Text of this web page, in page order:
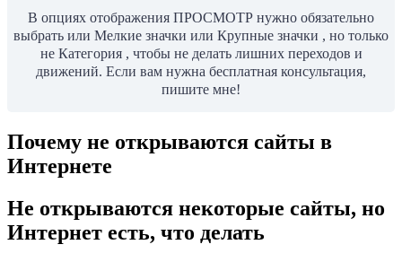
В опциях отображения ПРОСМОТР нужно обязательно
выбрать или Мелкие значки или Крупные значки , но только
не Категория , чтобы не делать лишних переходов и
движений. Если вам нужна бесплатная консультация,
пишите мне!
Почему не открываются сайты в
Интернете
Не открываются некоторые сайты, но
Интернет есть, что делать